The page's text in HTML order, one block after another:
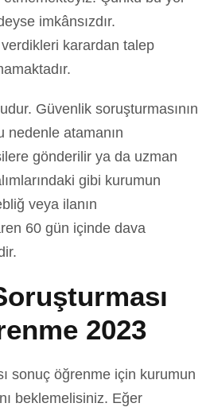
imkânsızdır.
karardan talep
Güvenlik soruşturmasının
nedenle atamanın
gönderilir ya da uzman
gibi kurumun
veya ilanın
60 gün içinde dava
2023
sonuç öğrenme için kurumun
beklemelisiniz. Eğer